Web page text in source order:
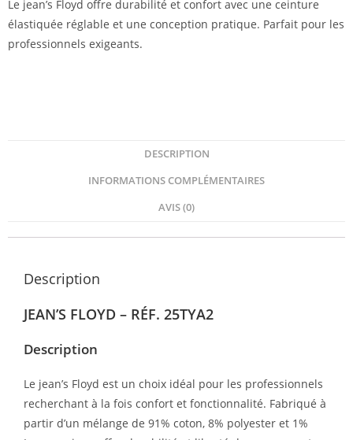
Le jean’s Floyd offre durabilité et confort avec une ceinture
élastiquée réglable et une conception pratique. Parfait pour les
professionnels exigeants.
DESCRIPTION
INFORMATIONS COMPLÉMENTAIRES
AVIS (0)
Description
JEAN’S FLOYD – RÉF. 25TYA2
Description
Le jean’s Floyd est un choix idéal pour les professionnels
recherchant à la fois confort et fonctionnalité. Fabriqué à
partir d’un mélange de 91% coton, 8% polyester et 1%